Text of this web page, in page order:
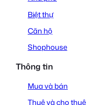
Biệt thự
Căn hộ
Shophouse
Thông tin
Mua và bán
Thuê và cho thuê